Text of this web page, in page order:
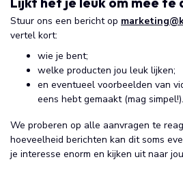
Stuur ons een bericht op
vertel kort:
wie je bent;
welke producten jou leuk lijken;
en eventueel voorbeelden van
eens hebt gemaakt (mag simpel!).
We proberen op alle aanvragen te
hoeveelheid berichten kan dit soms
je interesse enorm en kijken uit naar